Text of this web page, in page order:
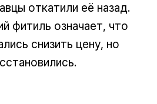
откатили её назад.
фитиль означает, что
снизить цену, но